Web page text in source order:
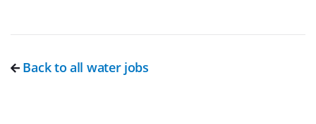
Back to all water jobs